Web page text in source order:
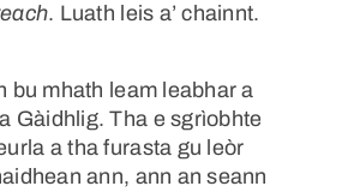
. Luath leis a’ chainnt.
bu mhath leam leabhar a
Gàidhlig. Tha e sgrìobhte
a tha furasta gu leòr
ann, ann an seann